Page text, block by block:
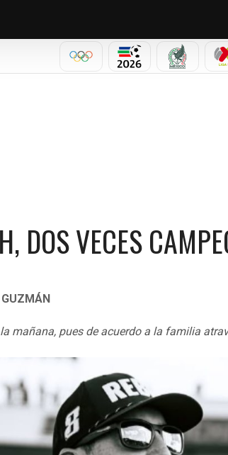
OLÍMPICOSMUNDIAL 2026
DOS VECES
mañana, pues de acuerdo a la familia